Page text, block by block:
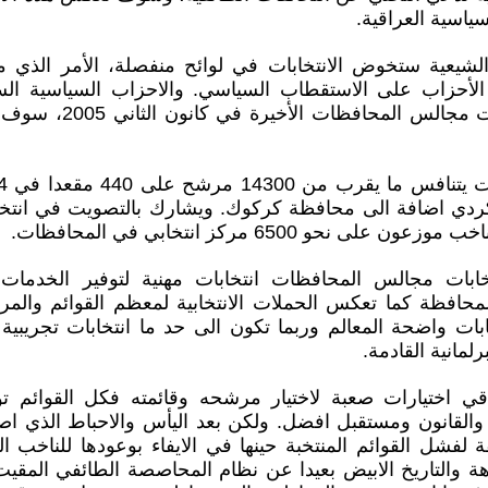
العراقية.
الشيعية ستخوض الانتخابات في لوائح منفصلة، الأمر
الأحزاب على الاستقطاب السياسي. والاحزاب السياسية
الذين قاطعوا انتخابات
اضافة الى محافظة كركوك. ويشارك بالتصويت في
مجالس المحافظات انتخابات مهنية لتوفير
كما تعكس الحملات الانتخابية لمعظم القوائم
واضحة المعالم وربما تكون الى حد ما انتخابات
القادمة.
اختيارات صعبة لاختيار مرشحه وقائمته فكل القوائم
والقانون ومستقبل افضل. ولكن بعد اليأس والاحباط الذي
لفشل القوائم المنتخبة حينها في الايفاء بوعودها
والتاريخ الابيض بعيدا عن نظام المحاصصة الطائفي